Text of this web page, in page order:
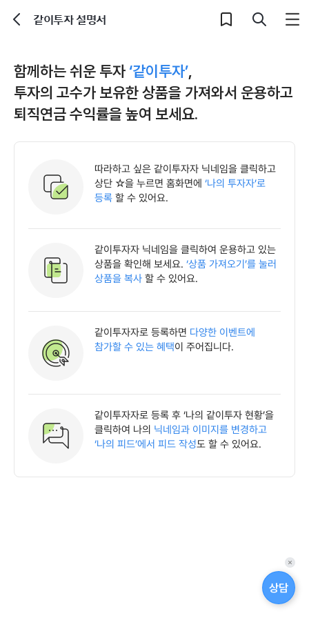
같이투자 설명서
함께하는 쉬운 투자 ‘같이투자’,
투자의 고수가 보유한 상품을 가져와서 운용하고
퇴직연금 수익률을 높여 보세요.
따라하고 싶은 같이투자자 닉네임을 클릭하고
상단 ☆을 누르면 홈화면에 ‘나의 투자자’로
등록 할 수 있어요.
같이투자자 닉네임을 클릭하여 운용하고 있는
상품을 확인해 보세요. ‘상품 가져오기’를 눌러
상품을 복사 할 수 있어요.
같이투자자로 등록하면 다양한 이벤트에
참가할 수 있는 혜택이 주어집니다.
같이투자자로 등록 후 ‘나의 같이투자 현황’을
클릭하여 나의 닉네임과 이미지를 변경하고
‘나의 피드’에서 피드 작성도 할 수 있어요.
상담
퀵
메
뉴